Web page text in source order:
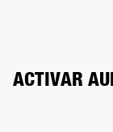
ACTIVAR